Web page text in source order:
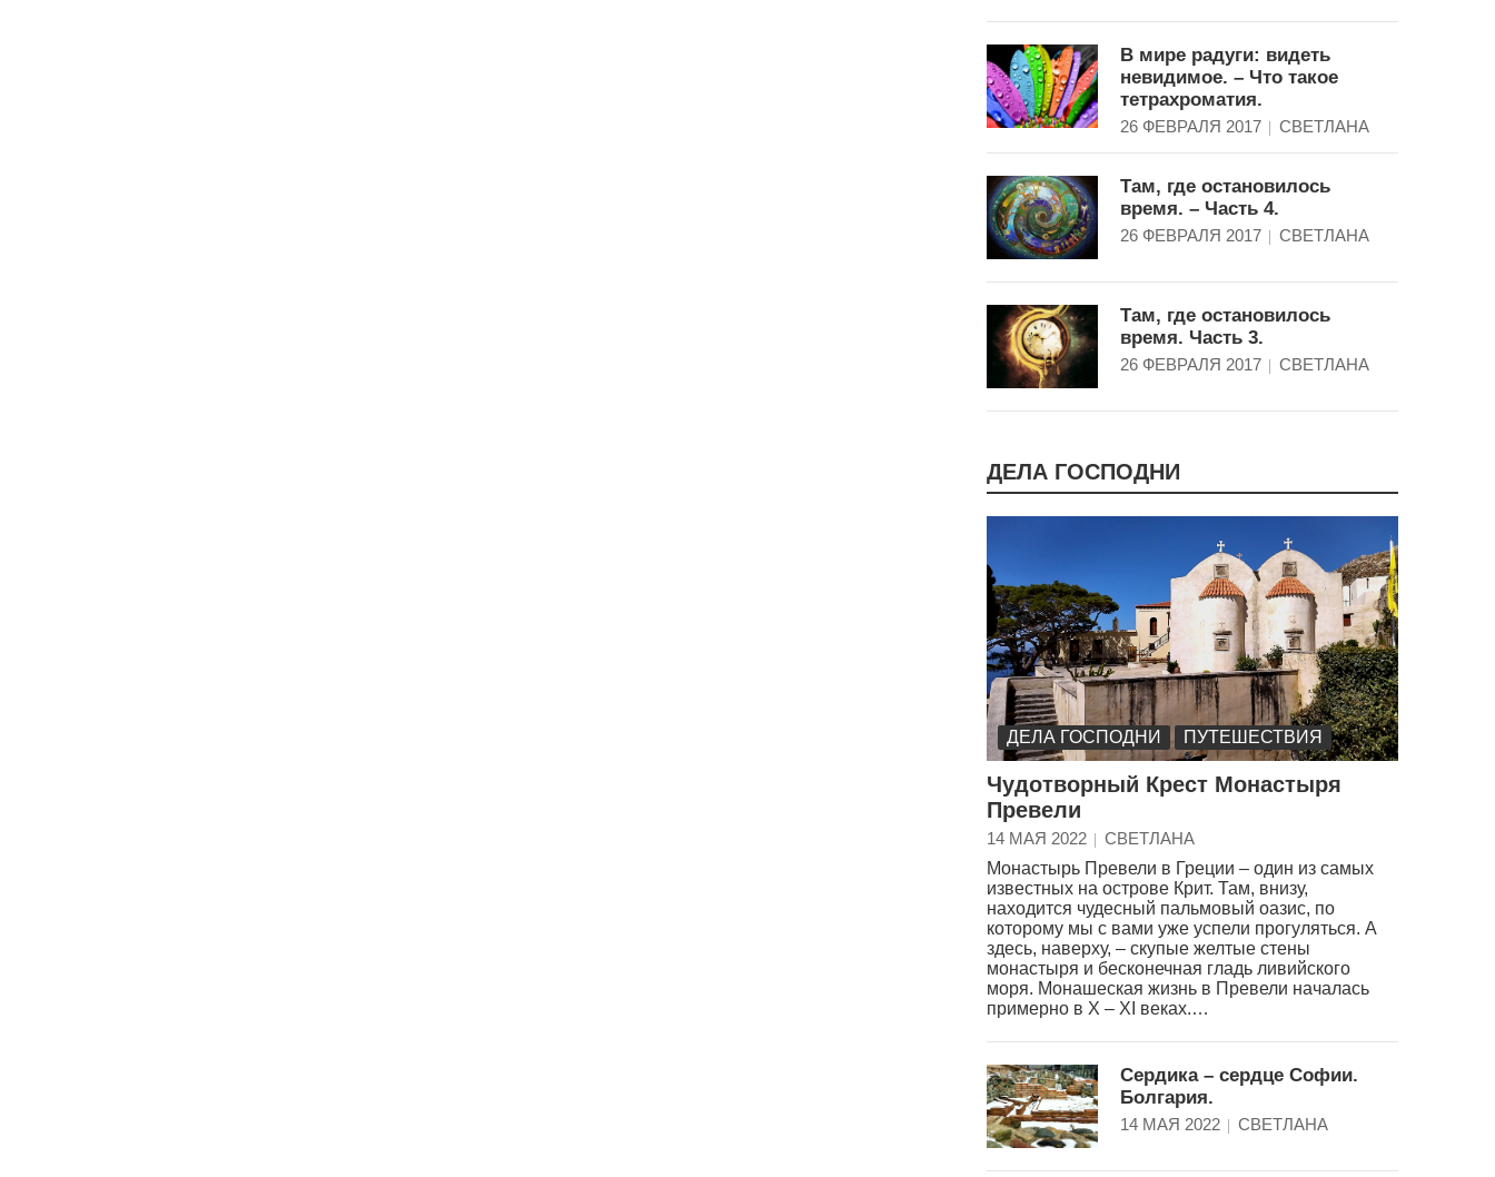
В мире радуги: видеть
невидимое. – Что такое
тетрахроматия.
26 ФЕВРАЛЯ 2017 СВЕТЛАНА
Там, где остановилось
время. – Часть 4.
26 ФЕВРАЛЯ 2017 СВЕТЛАНА
Там, где остановилось
время. Часть 3.
26 ФЕВРАЛЯ 2017 СВЕТЛАНА
ДЕЛА ГОСПОДНИ
ДЕЛА ГОСПОДНИ ПУТЕШЕСТВИЯ
Чудотворный Крест Монастыря
Превели
14 МАЯ 2022
СВЕТЛАНА
Монастырь Превели в Греции – один из самых
известных на острове Крит. Там, внизу,
находится чудесный пальмовый оазис, по
которому мы с вами уже успели прогуляться. А
здесь, наверху, – скупые желтые стены
монастыря и бесконечная гладь ливийского
моря. Монашеская жизнь в Превели началась
примерно в X – XI веках.…
Сердика – сердце Софии.
Болгария.
14 МАЯ 2022 СВЕТЛАНА